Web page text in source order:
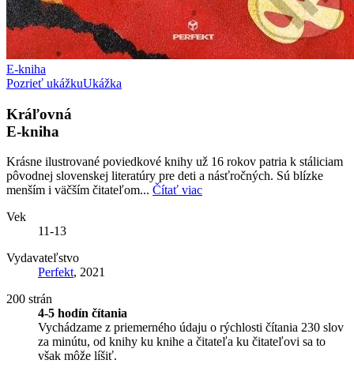
E-kniha
Pozrieť ukážkuUkážka
Kráľovná
E-kniha
Krásne ilustrované poviedkové knihy už 16 rokov patria k stáliciam
pôvodnej slovenskej literatúry pre deti a násťročných. Sú blízke
menším i väčším čitateľom... Čítať viac
Vek
11-13
Vydavateľstvo
Perfekt, 2021
200 strán
4-5 hodín čítania
Vychádzame z priemerného údaju o rýchlosti čítania 230 slov
za minútu, od knihy ku knihe a čitateľa ku čitateľovi sa to
však môže líšiť.